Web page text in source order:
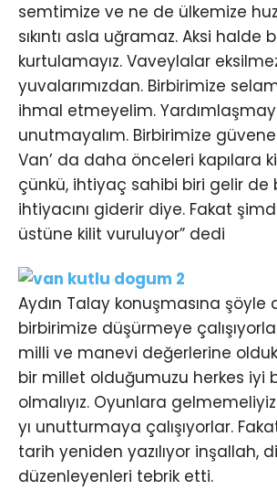
semtimize ve ne de ülkemize
sıkıntı asla uğramaz. Aksi halde
kurtulamayız. Vaveylalar
yuvalarımızdan. Birbirimize
ihmal etmeyelim.
unutmayalım. Birbirimize
Van’ da daha önceleri kapılara
çünkü, ihtiyaç sahibi biri gelir de
ihtiyacını giderir diye. Fakat
üstüne kilit vuruluyor” dedi
Aydın Talay konuşmasına şöyle
birbirimize düşürmeye
milli ve manevi değerlerine
bir millet olduğumuzu herkes iyi
olmalıyız. Oyunlara
yı unutturmaya çalışıyorlar.
tarih yeniden yazılıyor inşallah,
düzenleyenleri tebrik etti.